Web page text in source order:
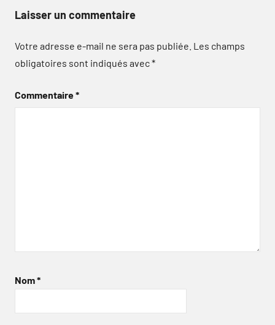
Laisser un commentaire
Votre adresse e-mail ne sera pas publiée. Les champs
obligatoires sont indiqués avec*
Commentaire*
Nom*